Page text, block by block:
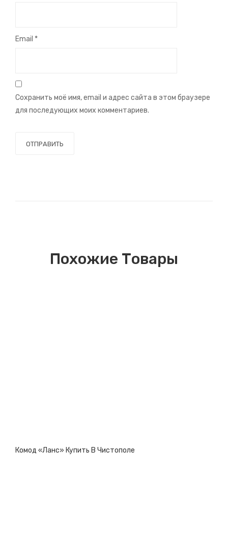
Email *
Сохранить моё имя, email и адрес сайта в этом браузере
для последующих моих комментариев.
Похожие Товары
Комод «Ланс» Купить В Чистополе